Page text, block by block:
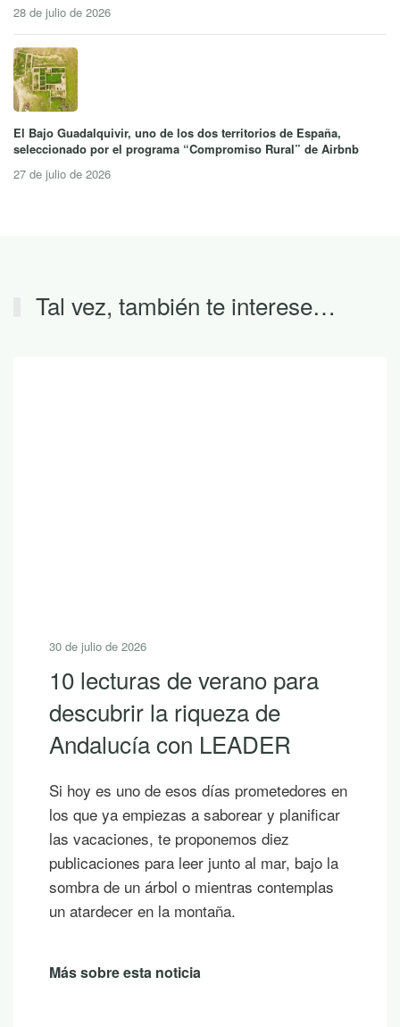
28 de julio de 2026
El Bajo Guadalquivir, uno de los dos territorios de España,
seleccionado por el programa “Compromiso Rural” de Airbnb
27 de julio de 2026
Tal vez, también te interese…
30 de julio de 2026
10 lecturas de verano para
descubrir la riqueza de
Andalucía con LEADER
Si hoy es uno de esos días prometedores en
los que ya empiezas a saborear y planificar
las vacaciones, te proponemos diez
publicaciones para leer junto al mar, bajo la
sombra de un árbol o mientras contemplas
un atardecer en la montaña.
Más sobre esta noticia